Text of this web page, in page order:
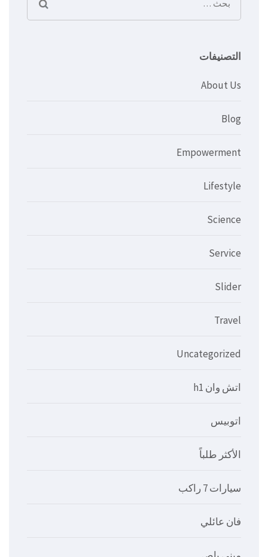
البحث
عن:
التصنيفات
About Us
Blog
Empowerment
Lifestyle
Science
Service
Slider
Travel
Uncategorized
اتش وان h1
اتوبيس
الأكثر طلباً
سيارات 7 راكب
فان عائلي